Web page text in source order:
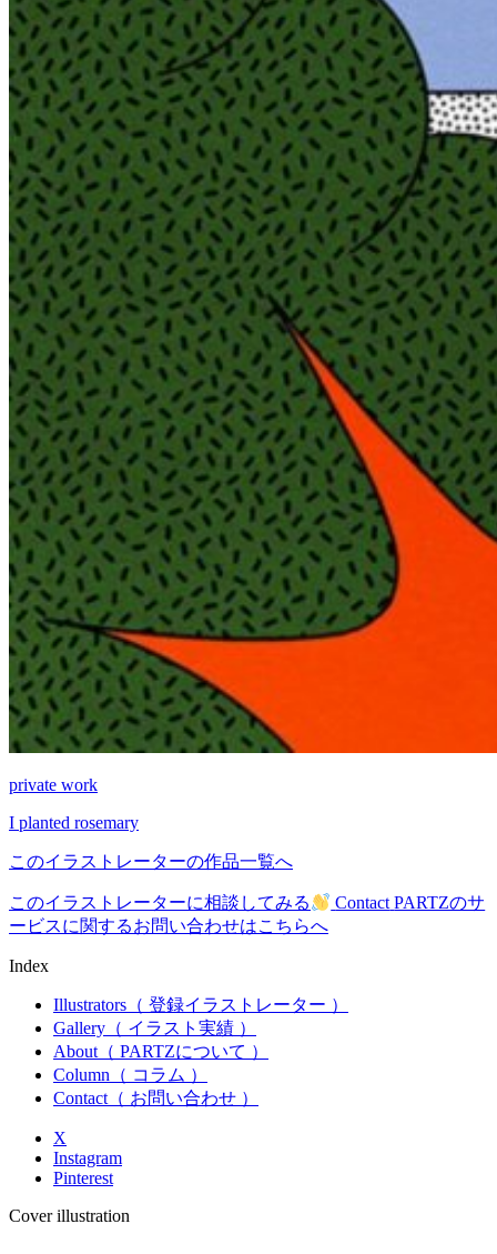
private work
I planted rosemary
このイラストレーターの作品一覧へ
このイラストレーターに相談してみる Contact PARTZのサ
ービスに関するお問い合わせはこちらへ
Index
Illustrators （ 登録イラストレーター ）
Gallery （ イラスト実績 ）
About （ PARTZについて ）
Column （ コラム ）
Contact （ お問い合わせ ）
X
Instagram
Pinterest
Cover illustration